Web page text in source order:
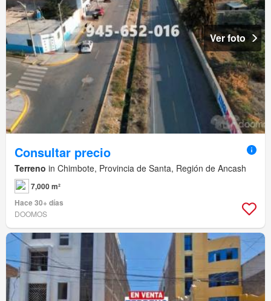
Ver foto
Consultar precio
Terreno in Chimbote, Provincia de Santa, Región de Ancash
7,000 m²
Hace 30+ días
DOOMOS